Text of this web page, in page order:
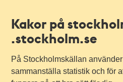
Kakor på
.stockholm.se
På Stockholmskällan
sammanställa statistik och för